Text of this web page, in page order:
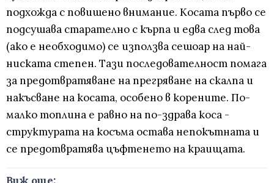
подхожда с повишено внимание. Косата първо се
подсушава старателно с кърпа и едва след това
(ако е необходимо) се използва сешоар на най-
ниската степен. Тази последователност помага
за предотвратяване на прегряване на скалпа и
накъсване на косата, особено в корените. По-
малко топлина е равно на по-здрава коса -
структурата на косъма остава непокътната и
се предотвратява цъфтенето на краищата.
Виж още: